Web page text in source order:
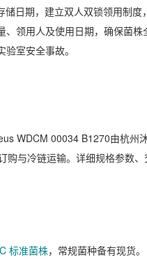
储日期，建立双人双锁领用制度
、领用人及使用日期，确保菌株
室安全事故。
WDCM 00034 B1270由杭州
购与冷链运输。详细规格参数、
标准菌株，常规菌种备有现货。